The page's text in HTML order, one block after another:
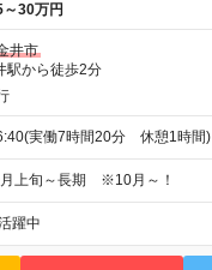
～30万円
井市
駅から徒歩2分
実働7時間20分 休憩1時間)
上旬～長期 ※10月～！
躍中